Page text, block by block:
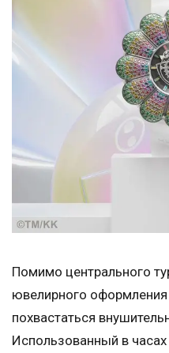
Помимо центрального
ювелирного
похвастаться
Использованный в